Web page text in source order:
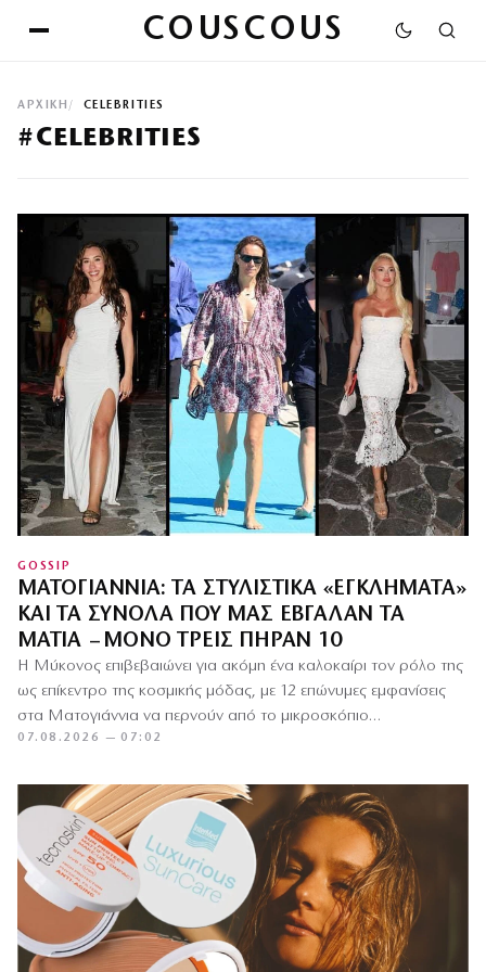
COUSCOUS
ΑΡΧΙΚΉ CELEBRITIES
#CELEBRITIES
GOSSIP
ΜΑΤΟΓΙΆΝΝΙΑ: ΤΑ ΣΤΥΛΙΣΤΙΚΆ «ΕΓΚΛΉΜΑΤΑ»
ΚΑΙ ΤΑ ΣΎΝΟΛΑ ΠΟΥ ΜΑΣ ΈΒΓΑΛΑΝ ΤΑ
ΜΆΤΙΑ – ΜΌΝΟ ΤΡΕΙΣ ΠΉΡΑΝ 10
Η Μύκονος επιβεβαιώνει για ακόμη ένα καλοκαίρι τον ρόλο της
ως επίκεντρο της κοσμικής μόδας, με 12 επώνυμες εμφανίσεις
στα Ματογιάννια να περνούν από το μικροσκόπιο…
07.08.2026 — 07:02